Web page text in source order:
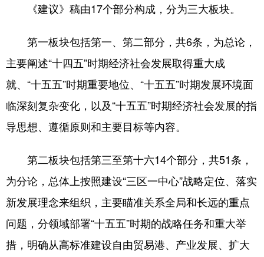
《建议》稿由17个部分构成，分为三大板块。
第一板块包括第一、第二部分，共6条，为总论，
主要阐述“十四五”时期经济社会发展取得重大成
就、“十五五”时期重要地位、“十五五”时期发展环境面
临深刻复杂变化，以及“十五五”时期经济社会发展的指
导思想、遵循原则和主要目标等内容。
第二板块包括第三至第十六14个部分，共51条，
为分论，总体上按照建设“三区一中心”战略定位、落实
新发展理念来组织，主要瞄准关系全局和长远的重点
问题，分领域部署“十五五”时期的战略任务和重大举
措，明确从高标准建设自由贸易港、产业发展、扩大